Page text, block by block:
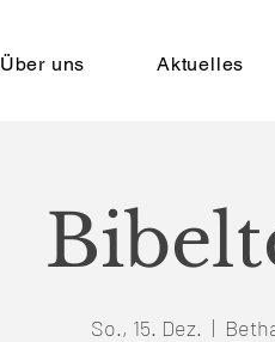
Über uns Aktuelles
So., 15. Dez.
  |